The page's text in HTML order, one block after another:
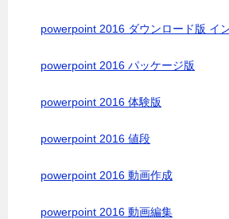
powerpoint 2016 ダウンロード版 イ
powerpoint 2016 パッケージ版
powerpoint 2016 体験版
powerpoint 2016 値段
powerpoint 2016 動画作成
powerpoint 2016 動画編集